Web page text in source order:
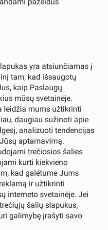
yra atsiunčiamas į
tam, kad išsaugotų
kaip Paslaugų
mūsų svetainėje.
leidžia mums užtikrinti
daugiau sužinoti apie
analizuoti tendencijas
aptarnavimą.
trečiosios šalies
kurti kiekvieno
kad galėtume Jums
ir užtikrinti
interneto svetainėje. Jei
šalių slapukus,
galimybę įrašyti savo